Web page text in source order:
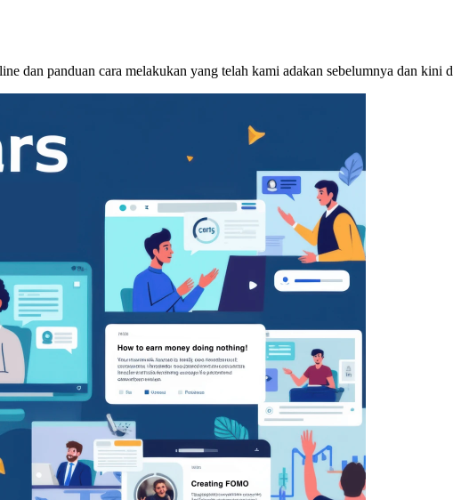
dan panduan cara melakukan yang telah kami adakan sebelumnya dan kini